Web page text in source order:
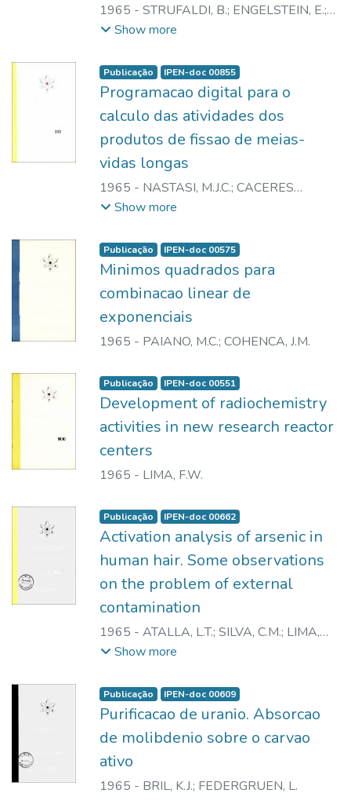
1965 - STRUFALDI, B.; ENGELSTEIN, E.;
MITTA, A.E.A.;
Show more
Publicação IPEN-doc 00855
Programacao digital para o
calculo das atividades dos
produtos de fissao de meias-
vidas longas
1965 - NASTASI, M.J.C.; CACERES
AGUILERA, C.
Show more
Publicação IPEN-doc 00575
Minimos quadrados para
combinacao linear de
exponenciais
1965 - PAIANO, M.C.; COHENCA, J.M.
Publicação IPEN-doc 00551
Development of radiochemistry
activities in new research reactor
centers
1965 - LIMA, F.W.
Publicação IPEN-doc 00662
Activation analysis of arsenic in
human hair. Some observations
on the problem of external
contamination
1965 - ATALLA, L.T.; SILVA, C.M.; LIMA,
F.W.Show more
Publicação IPEN-doc 00609
Purificacao de uranio. Absorcao
de molibdenio sobre o carvao
ativo
1965 - BRIL, K.J.; FEDERGRUEN, L.